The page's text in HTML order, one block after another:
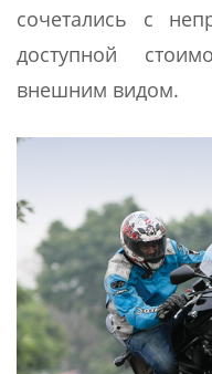
сочетались с
доступной
внешним видом.